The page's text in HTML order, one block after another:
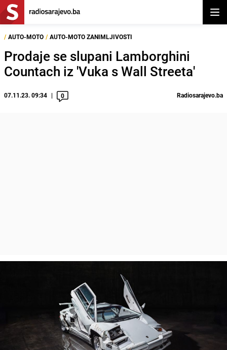
/ AUTO-MOTO / AUTO-MOTO ZANIMLJIVOSTI
Prodaje se slupani Lamborghini
Countach iz 'Vuka s Wall Streeta'
07.11.23. 09:34 0 Radiosarajevo.ba